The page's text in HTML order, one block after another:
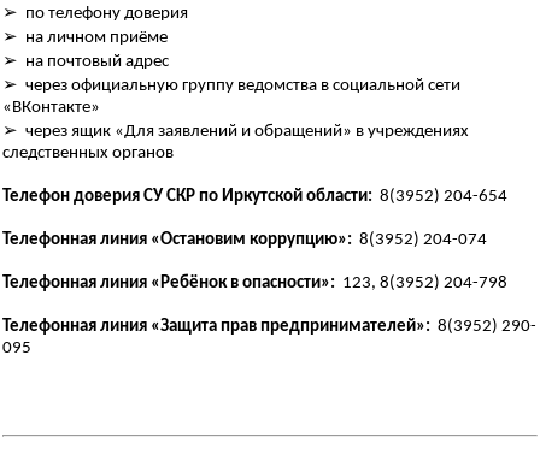
➢ по телефону доверия
➢ на личном приёме
➢ на почтовый адрес
➢ через официальную группу ведомства в социальной сети
«ВКонтакте»
➢ через ящик «Для заявлений и обращений» в учреждениях
следственных органов
Телефон доверия СУ СКР по Иркутской области: 8(3952) 204-654
Телефонная линия «Остановим коррупцию»: 8(3952) 204-074
Телефонная линия «Ребёнок в опасности»: 123, 8(3952) 204-798
Телефонная линия «Защита прав предпринимателей»: 8(3952) 290-
095